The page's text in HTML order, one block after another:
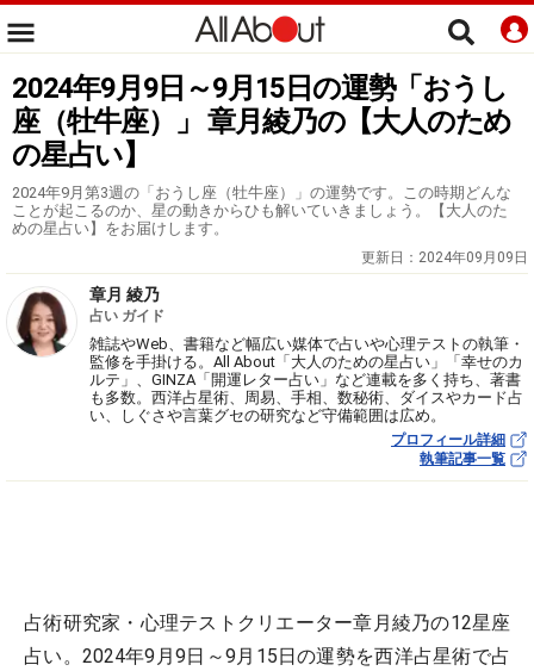
2024年9月9日～9月15日の運勢「おうし
座（牡牛座）」 章月綾乃の【大人のため
の星占い】
2024年9月第3週の「おうし座（牡牛座）」の運勢です。この時期どんな
ことが起こるのか、星の動きからひも解いていきましょう。【大人のた
めの星占い】をお届けします。
更新日： 2024年09月09日
章月 綾乃
占い ガイド
雑誌やWeb、書籍など幅広い媒体で占いや心理テストの執筆・
監修を手掛ける。All About「大人のための星占い」「幸せのカ
ルテ」、GINZA「開運レター占い」など連載を多く持ち、著書
も多数。西洋占星術、周易、手相、数秘術、ダイスやカード占
い、しぐさや言葉グセの研究など守備範囲は広め。
プロフィール詳細
執筆記事一覧
占術研究家・心理テストクリエーター章月綾乃の12星座
占い。2024年9月9日～9月15日の運勢を西洋占星術で占